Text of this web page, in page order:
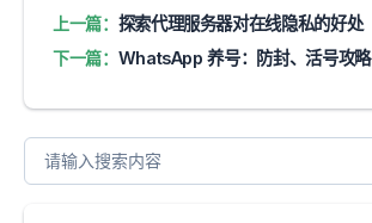
上一篇： 探索代理服务器对在线隐私的好处
下一篇： WhatsApp 养号：防封、活号攻略